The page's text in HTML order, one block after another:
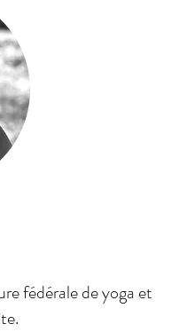
fédérale de yoga et